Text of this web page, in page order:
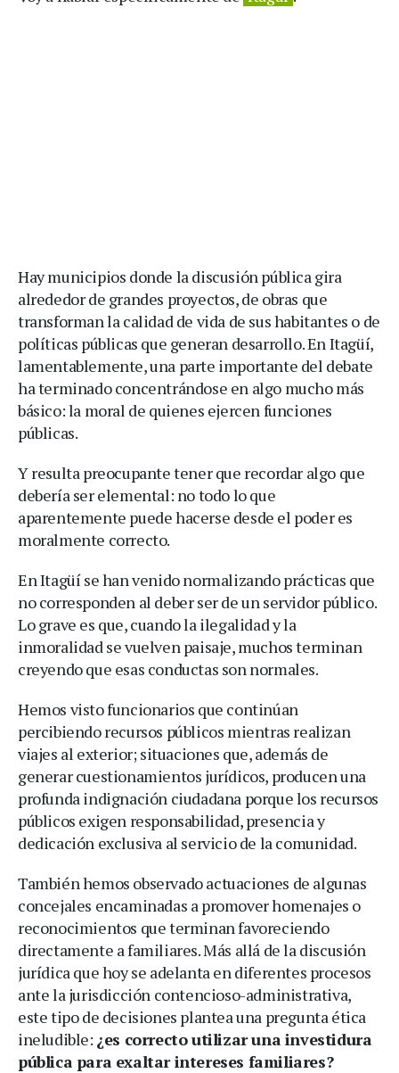
Hay municipios donde la discusión pública gira
alrededor de grandes proyectos, de obras que
transforman la calidad de vida de sus habitantes o de
políticas públicas que generan desarrollo. En Itagüí,
lamentablemente, una parte importante del debate
ha terminado concentrándose en algo mucho más
básico: la moral de quienes ejercen funciones
públicas.
Y resulta preocupante tener que recordar algo que
debería ser elemental: no todo lo que
aparentemente puede hacerse desde el poder es
moralmente correcto.
En Itagüí se han venido normalizando prácticas que
no corresponden al deber ser de un servidor público.
Lo grave es que, cuando la ilegalidad y la
inmoralidad se vuelven paisaje, muchos terminan
creyendo que esas conductas son normales.
Hemos visto funcionarios que continúan
percibiendo recursos públicos mientras realizan
viajes al exterior; situaciones que, además de
generar cuestionamientos jurídicos, producen una
profunda indignación ciudadana porque los recursos
públicos exigen responsabilidad, presencia y
dedicación exclusiva al servicio de la comunidad.
También hemos observado actuaciones de algunas
concejales encaminadas a promover homenajes o
reconocimientos que terminan favoreciendo
directamente a familiares. Más allá de la discusión
jurídica que hoy se adelanta en diferentes procesos
ante la jurisdicción contencioso-administrativa,
este tipo de decisiones plantea una pregunta ética
ineludible: ¿es correcto utilizar una investidura
pública para exaltar intereses familiares?